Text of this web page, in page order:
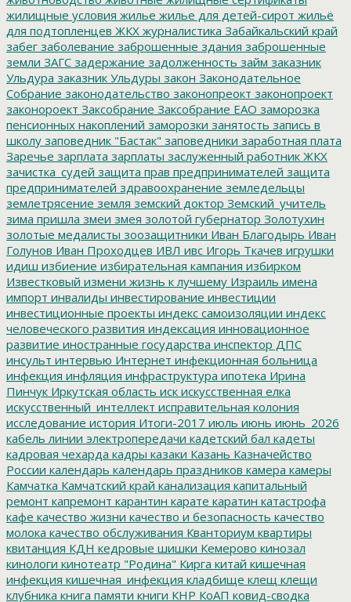
жилищные условия жилье жилье для детей-сирот жильё
для подтопленцев ЖКХ журналистика Забайкальский край
забег заболевание заброшенные здания заброшенные
земли ЗАГС задержание задолженность займ заказник
Ульдура заказник Ульдуры закон Законодательное
Собрание законодательство законопреокт законопроект
законороект Заксобрание Заксобрание ЕАО заморозка
пенсионных накоплений заморозки занятость запись в
школу заповедник "Бастак" заповедники заработная плата
Заречье зарплата зарплаты заслуженный работник ЖКХ
зачистка_судей защита прав предпринимателей защита
предпринимателей здравоохранение земледельцы
землетрясение земля земский доктор Земский_учитель
зима пришла змеи змея золотой губернатор Золотухин
золотые медалисты зоозащитники Иван Благодырь Иван
Голунов Иван Проходцев ИВЛ ивс Игорь Ткачев игрушки
идиш избиение избирательная кампания избирком
Известковый измени жизнь к лучшему Израиль имена
импорт инвалиды инвестирование инвестиции
инвестиционные проекты индекс самоизоляции индекс
человеческого развития индексация инновационное
развитие иностранные государства инспектор ДПС
инсульт интервью Интернет инфекционная больница
инфекция инфляция инфраструктура ипотека Ирина
Пинчук Иркутская область иск искусственная елка
искусственный_интеллект исправительная колония
исследование история Итоги-2017 июль июнь июнь_2026
кабель линии электропередачи кадетский бал кадеты
кадровая чехарда кадры казаки Казань Казначейство
России календарь календарь праздников камера камеры
Камчатка Камчатский край канализация капитальный
ремонт капремонт карантин карате каратин катастрофа
кафе качество жизни качество и безопасность качество
молока качество обслуживания Кванториум квартиры
квитанция КДН кедровые шишки Кемерово кинозал
кинологи кинотеатр "Родина" Кирга китай кишечная
инфекция кишечная_инфекция кладбище клещ клещи
клубника книга памяти книги КНР КоАП ковид-сводка